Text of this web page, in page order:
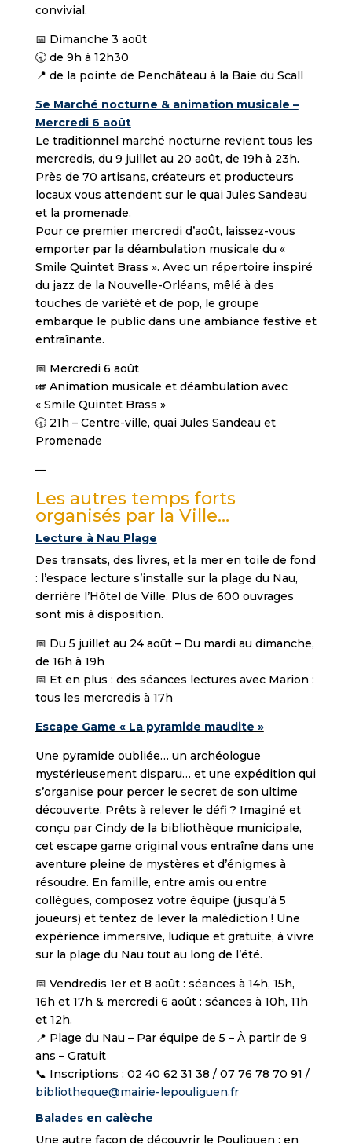
convivial.
📅 Dimanche 3 août
🕣 de 9h à 12h30
📍 de la pointe de Penchâteau à la Baie du Scall
5e Marché nocturne & animation musicale –
Mercredi 6 août
Le traditionnel marché nocturne revient tous les
mercredis, du 9 juillet au 20 août, de 19h à 23h.
Près de 70 artisans, créateurs et producteurs
locaux vous attendent sur le quai Jules Sandeau
et la promenade.
Pour ce premier mercredi d’août, laissez-vous
emporter par la déambulation musicale du «
Smile Quintet Brass ». Avec un répertoire inspiré
du jazz de la Nouvelle-Orléans, mêlé à des
touches de variété et de pop, le groupe
embarque le public dans une ambiance festive et
entraînante.
📅 Mercredi 6 août
🎺 Animation musicale et déambulation avec
« Smile Quintet Brass »
🕣 21h – Centre-ville, quai Jules Sandeau et
Promenade
—
Les autres temps forts
organisés par la Ville…
Lecture à Nau Plage
Des transats, des livres, et la mer en toile de fond
: l’espace lecture s’installe sur la plage du Nau,
derrière l’Hôtel de Ville. Plus de 600 ouvrages
sont mis à disposition.
📅 Du 5 juillet au 24 août – Du mardi au dimanche,
de 16h à 19h
📅 Et en plus : des séances lectures avec Marion :
tous les mercredis à 17h
Escape Game « La pyramide maudite »
Une pyramide oubliée… un archéologue
mystérieusement disparu… et une expédition qui
s’organise pour percer le secret de son ultime
découverte. Prêts à relever le défi ? Imaginé et
conçu par Cindy de la bibliothèque municipale,
cet escape game original vous entraîne dans une
aventure pleine de mystères et d’énigmes à
résoudre. En famille, entre amis ou entre
collègues, composez votre équipe (jusqu’à 5
joueurs) et tentez de lever la malédiction ! Une
expérience immersive, ludique et gratuite, à vivre
sur la plage du Nau tout au long de l’été.
📅 Vendredis 1eret 8 août : séances à 14h, 15h,
16h et 17h & mercredi 6 août : séances à 10h, 11h
et 12h.
📍 Plage du Nau – Par équipe de 5 – À partir de 9
ans – Gratuit
📞 Inscriptions : 02 40 62 31 38 / 07 76 78 70 91 /
bibliotheque@mairie-lepouliguen.fr
Balades en calèche
Une autre façon de découvrir le Pouliguen : en